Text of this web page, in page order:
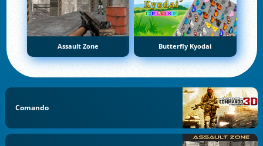
Assault Zone Butterfly Kyodai
Comando